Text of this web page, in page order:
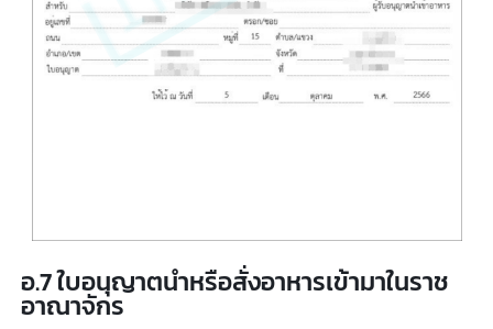
อ.18 ใบสำคัญการขึ้นทะเบียนตำรับอาหาร